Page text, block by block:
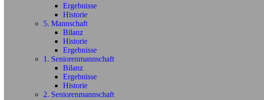
Ergebnisse
Historie
5. Mannschaft
Bilanz
Historie
Ergebnisse
1. Seniorenmannschaft
Bilanz
Ergebnisse
Historie
2. Seniorenmannschaft